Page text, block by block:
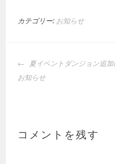
カテゴリー: お知らせ
投
稿
ー
夏イベントダンジョン追加
お知らせ
コメントを残す